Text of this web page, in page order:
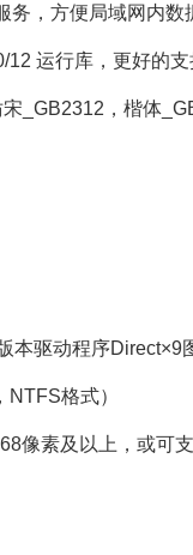
，方便局域网内数
运行库，更好的支
，楷体
驱动程序Direct×9
格式）
素及以上，或可支